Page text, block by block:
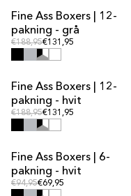
MULTIPAKKE-TILBUD
Fine Ass Boxers | 12-
pakning - grå
Vanlig pris
€188,95Vanlig pris
€131,95
MULTIPAKKE-TILBUD
Fine Ass Boxers | 12-
pakning - hvit
Vanlig pris
€188,95Vanlig pris
€131,95
MULTIPAKKE-TILBUD
Fine Ass Boxers | 6-
pakning - hvit
Vanlig pris
€94,95Vanlig pris
€69,95